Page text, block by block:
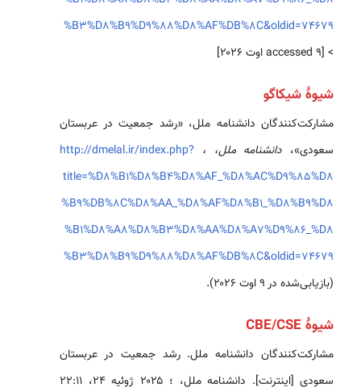
%B3%D8%B9%D9%88%D8%AF%DB%8C&oldid=74679
> [accessed ۹ اوت ۲۰۲۶]
شیوهٔ شیکاگو
مشارکت‌کنندگان دانشنامه ملل، «رشد جمعیت در عربستان
سعودی»، دانشنامه ملل، ، http://dmelal.ir/index.php?
title=%D8%B1%D8%B4%D8%AF_%D8%AC%D9%85%D8
%B9%DB%8C%D8%AA_%D8%AF%D8%B1_%D8%B9%D8
%B1%D8%A8%D8%B3%D8%AA%D8%A7%D9%86_%D8
%B3%D8%B9%D9%88%D8%AF%DB%8C&oldid=74679
(بازیابی‌شده در ۹ اوت ۲۰۲۶).
شیوهٔ CBE/CSE
مشارکت‌کنندگان دانشنامه ملل. رشد جمعیت در عربستان
سعودی [اینترنت]. دانشنامه ملل، ؛ ۲۰۲۵ ژوئیه ۲۴، ‏۲۲:۱۱